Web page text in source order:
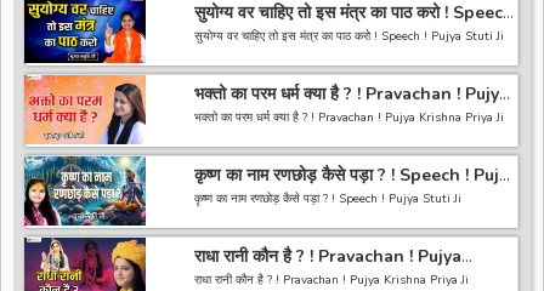
सुयोग्य वर चाहिए तो इस मंत्र का पाठ करो ! Speech
! Pujya Stuti Ji
सुयोग्य वर चाहिए तो इस मंत्र का पाठ करो ! Speech ! Pujya Stuti Ji
*-----------------------------------------------------------------
------------------------------------------*
अगर आपको हमारी वीडियो अच्छी लगी तो हमारे चैनल को सब्सक्राइब करना
https://bit.ly/2HNBbHd
*-----------------------------------------------------------------
------------------------------------------
भक्तो का परम धर्म क्या है ? ! Pravachan ! Pujya
Krishna Priya Ji
भक्तो का परम धर्म क्या है ? ! Pravachan ! Pujya Krishna Priya Ji
------------------------------------------------------------------
----------------------------------------
अगर आपको हमारी वीडियो अच्छी लगी तो हमारे चैनल को सब्सक्राइब करना
https://bit.ly/2HNBbHd
------------------------------------------------------------------
-----------------------------------------
कृष्ण का नाम रणछोड़ कैसे पड़ा ? ! Speech ! Pujya
Stuti Ji
कृष्ण का नाम रणछोड़ कैसे पड़ा ? ! Speech ! Pujya Stuti Ji
*-----------------------------------------------------------------
------------------------------------------*
अगर आपको हमारी वीडियो अच्छी लगी तो हमारे चैनल को सब्सक्राइब करना
राधा रानी कौन है ? ! Pravachan ! Pujya
Krishna Priya Ji
राधा रानी कौन है ? ! Pravachan ! Pujya Krishna Priya Ji